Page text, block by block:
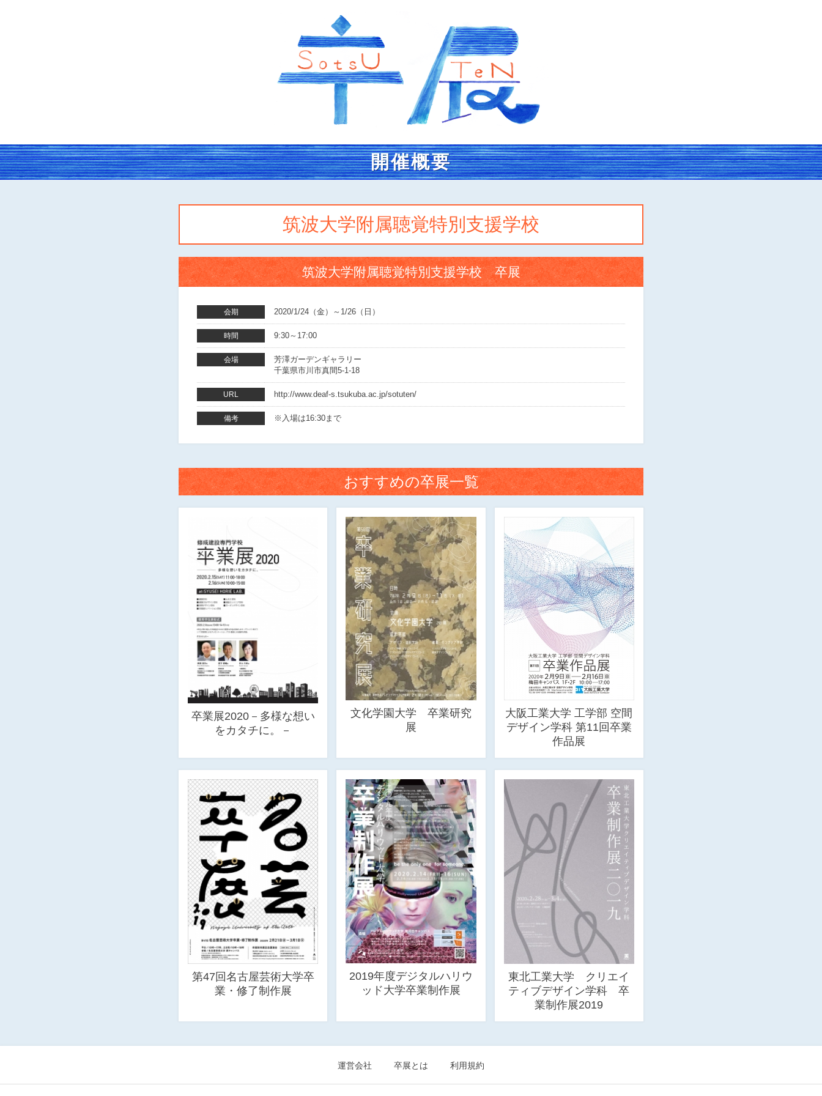
開催概要
筑波大学附属聴覚特別支援学校
筑波大学附属聴覚特別支援学校 卒展
会期 2020/1/24（金）～1/26（日）
時間 9:30～17:00
会場
芳澤ガーデンギャラリー
千葉県市川市真間5-1-18
URL http://www.deaf-s.tsukuba.ac.jp/sotuten/
備考 ※入場は16:30まで
おすすめの卒展一覧
卒業展2020－多様な想い
をカタチに。－
文化学園大学 卒業研究
展
大阪工業大学 工学部 空間
デザイン学科 第11回卒業
作品展
第47回名古屋芸術大学卒
業・修了制作展
2019年度デジタルハリウ
ッド大学卒業制作展
東北工業大学 クリエイ
ティブデザイン学科 卒
業制作展2019
運営会社 卒展とは 利用規約